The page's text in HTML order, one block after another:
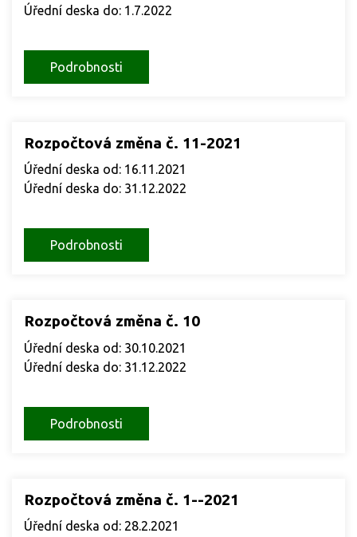
Úřední deska do: 1.7.2022
Podrobnosti
Rozpočtová změna č. 11-2021
Úřední deska od: 16.11.2021
Úřední deska do: 31.12.2022
Podrobnosti
Rozpočtová změna č. 10
Úřední deska od: 30.10.2021
Úřední deska do: 31.12.2022
Podrobnosti
Rozpočtová změna č. 1--2021
Úřední deska od: 28.2.2021